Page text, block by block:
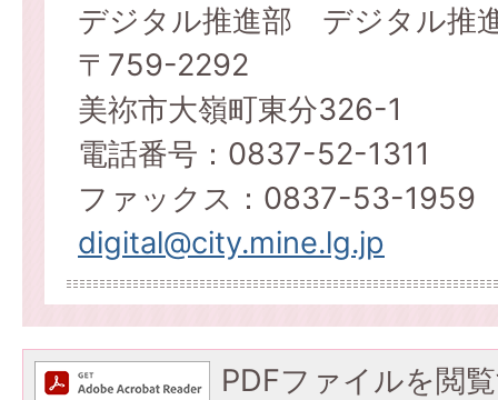
デジタル推進部 デジタル推
〒759-2292
美祢市大嶺町東分326-1
電話番号：0837-52-1311
ファックス：0837-53-1959
digital@city.mine.lg.jp
PDFファイルを閲